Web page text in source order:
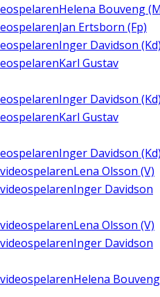
Helena Bouveng
Jan Ertsborn (Fp)
Inger Davidson
Karl Gustav
Inger Davidson
Karl Gustav
Inger Davidson
Lena Olsson (V)
Inger Davidson
Lena Olsson (V)
Inger Davidson
Helena Bouveng